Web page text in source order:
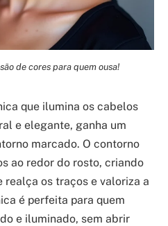
de cores para quem ousa!
que ilumina os cabelos
e elegante, ganha um
marcado. O contorno
ao redor do rosto, criando
os traços e valoriza a
é perfeita para quem
e iluminado, sem abrir